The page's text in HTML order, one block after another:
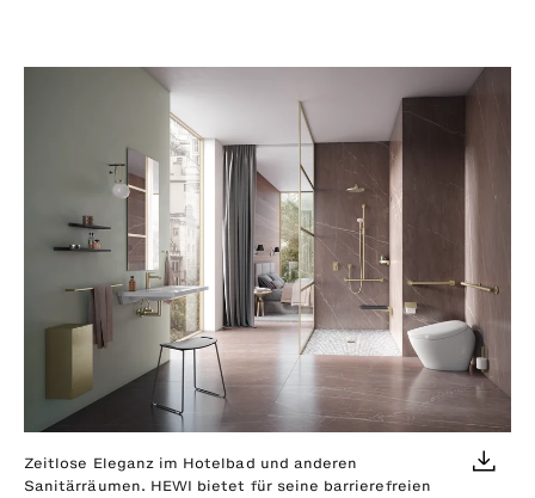
Zeitlose Eleganz im Hotelbad und anderen
Sanitärräumen. HEWI bietet für seine barrierefreien